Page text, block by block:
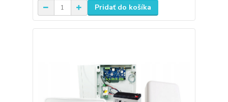
Pridať do košíka